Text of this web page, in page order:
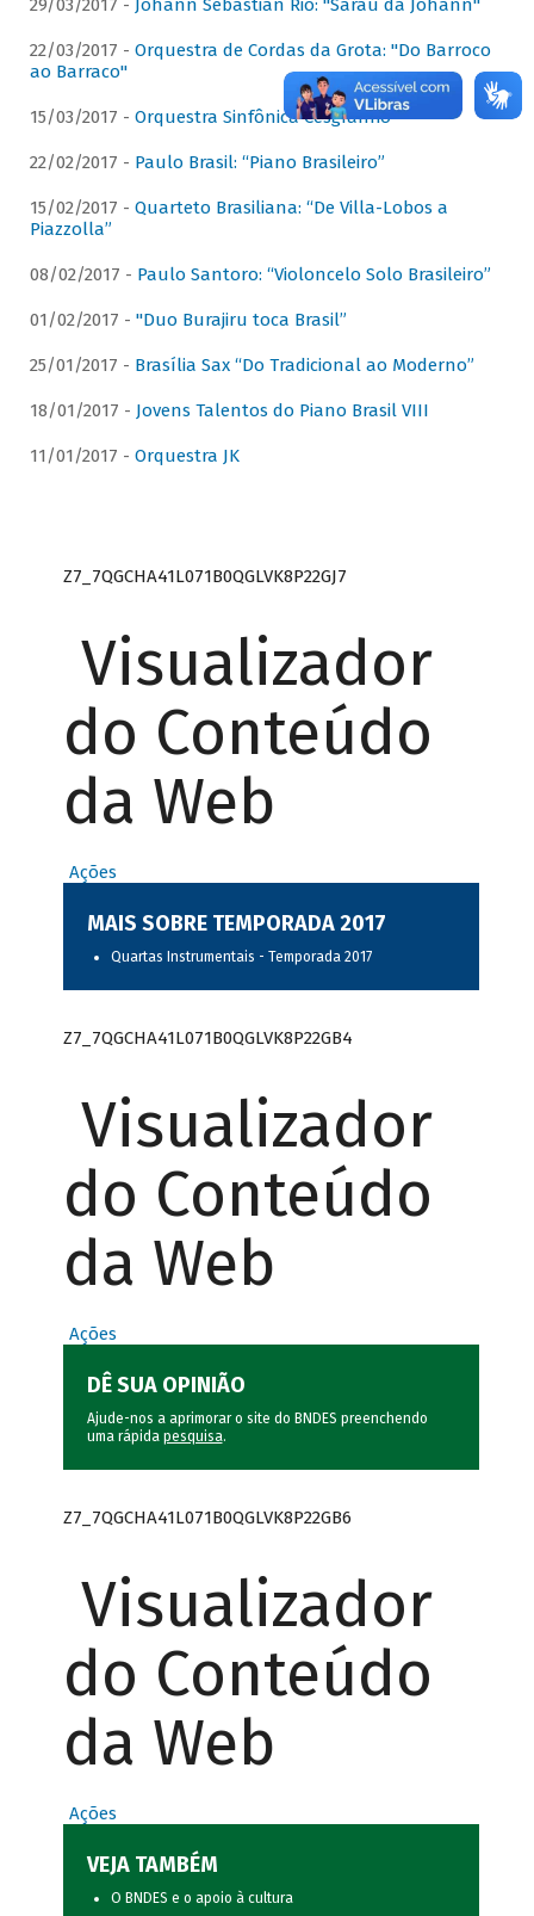
29/03/2017 - Johann Sebastian Rio: "Sarau da Johann"
22/03/2017 - Orquestra de Cordas da Grota: "Do Barroco
ao Barraco"
15/03/2017 - Orquestra Sinfônica Cesgranrio
22/02/2017 - Paulo Brasil: “Piano Brasileiro”
15/02/2017 - Quarteto Brasiliana: “De Villa-Lobos a
Piazzolla”
08/02/2017 - Paulo Santoro: “Violoncelo Solo Brasileiro”
01/02/2017 - "Duo Burajiru toca Brasil”
25/01/2017 - Brasília Sax “Do Tradicional ao Moderno”
18/01/2017 - Jovens Talentos do Piano Brasil VIII
11/01/2017 - Orquestra JK
Z7_7QGCHA41L071B0QGLVK8P22GJ7
Visualizador
do Conteúdo
da Web
Ações
MAIS SOBRE TEMPORADA 2017
Quartas Instrumentais - Temporada 2017
Z7_7QGCHA41L071B0QGLVK8P22GB4
Visualizador
do Conteúdo
da Web
Ações
DÊ SUA OPINIÃO
Ajude-nos a aprimorar o site do BNDES preenchendo
uma rápida pesquisa.
Z7_7QGCHA41L071B0QGLVK8P22GB6
Visualizador
do Conteúdo
da Web
Ações
VEJA TAMBÉM
O BNDES e o apoio à cultura